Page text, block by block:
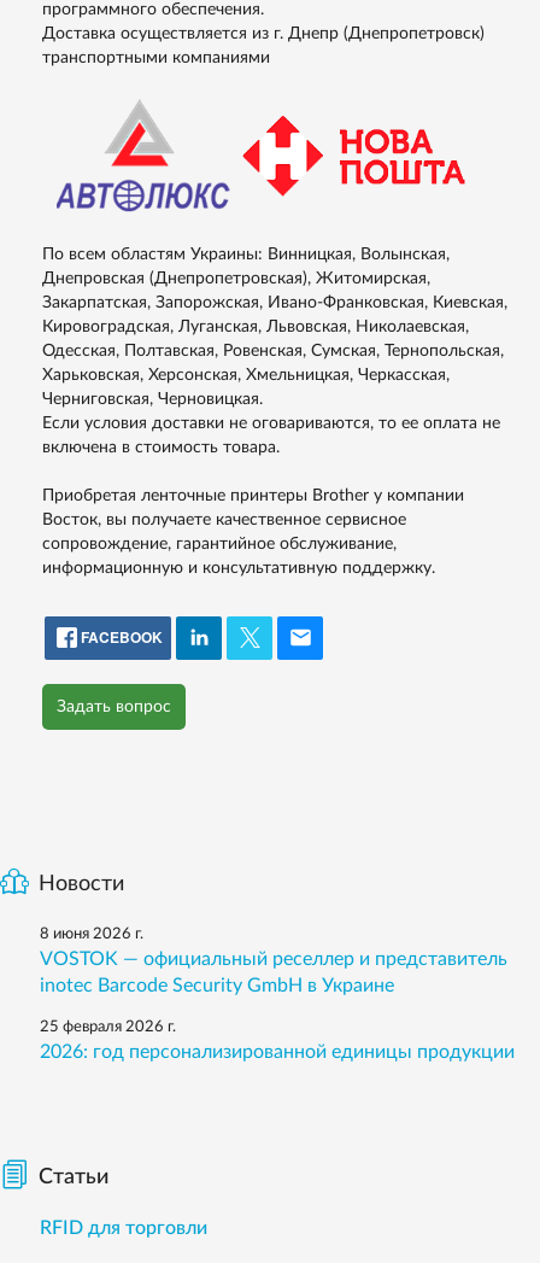
программного обеспечения.
Доставка осуществляется из г. Днепр (Днепропетровск)
транспортными компаниями
По всем областям Украины: Винницкая, Волынская,
Днепровская (Днепропетровская), Житомирская,
Закарпатская, Запорожская, Ивано-Франковская, Киевская,
Кировоградская, Луганская, Львовская, Николаевская,
Одесская, Полтавская, Ровенская, Сумская, Тернопольская,
Харьковская, Херсонская, Хмельницкая, Черкасская,
Черниговская, Черновицкая.
Если условия доставки не оговариваются, то ее оплата не
включена в стоимость товара.
Приобретая ленточные принтеры Brother у компании
Восток, вы получаете качественное сервисное
сопровождение, гарантийное обслуживание,
информационную и консультативную поддержку.
FACEBOOK
Задать вопрос
Новости
8 июня 2026 г.
VOSTOK — официальный реселлер и представитель
inotec Barcode Security GmbH в Украине
25 февраля 2026 г.
2026: год персонализированной единицы продукции
Статьи
RFID для торговли